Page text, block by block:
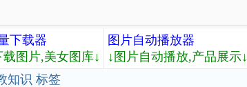
下载器
载图片,美女图库↓
图片自动播放器
↓图片自动播放,产品展示↓
知识 标签